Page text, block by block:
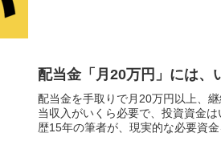
配当金「月20万円」には、
配当金を手取りで月20万円以上、
当収入がいくら必要で、投資資金
歴15年の筆者が、現実的な必要資金